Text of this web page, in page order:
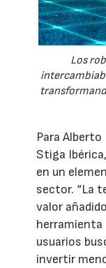
Los
Para
Stiga
en un
sector. “La
valor
herramienta
usuarios
invertir